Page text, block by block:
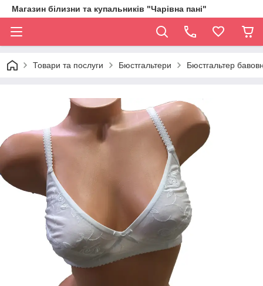
Магазин білизни та купальників "Чарівна пані"
Товари та послуги Бюстгальтери Бюстгальтер